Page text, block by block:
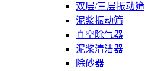
双层/三层振动筛
泥浆振动筛
真空除气器
泥浆清洁器
除砂器